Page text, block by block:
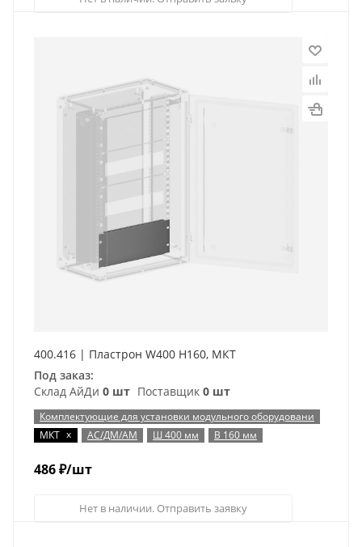
400.416 | Пластрон W400 H160, МКТ
Под заказ:
Склад АйДи 0 шт Поставщик 0 шт
Комплектующие для установки модульного оборудовани
МКТ x АС/ДМ/АМ Ш 400 мм В 160 мм
486₽/шт
Нет в наличии. Отправить заявку